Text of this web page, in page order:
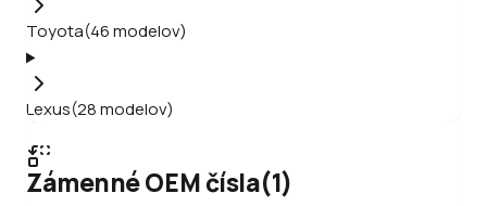
Toyota(46modelov)
Lexus(28modelov)
Zámenné OEM čísla(1)